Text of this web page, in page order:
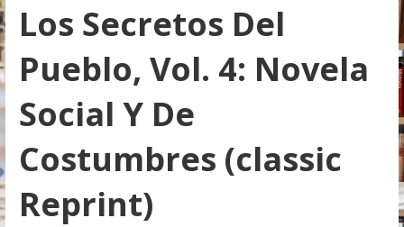
a
l
c
o
n
e
n
i
d
Los Secretos Del
Pueblo, Vol. 4: Novela
Social Y De
Costumbres (classic
Reprint)